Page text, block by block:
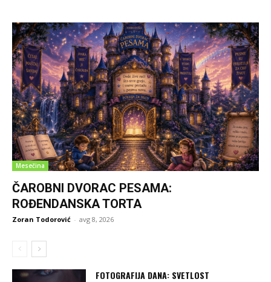
Mesečina
ČAROBNI DVORAC PESAMA:
ROĐENDANSKA TORTA
Zoran Todorović - avg 8, 2026
FOTOGRAFIJA DANA: SVETLOST